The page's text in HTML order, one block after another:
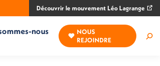
Découvrir le mouvement Léo Lagrange
nous
NOUS
REJOINDRE